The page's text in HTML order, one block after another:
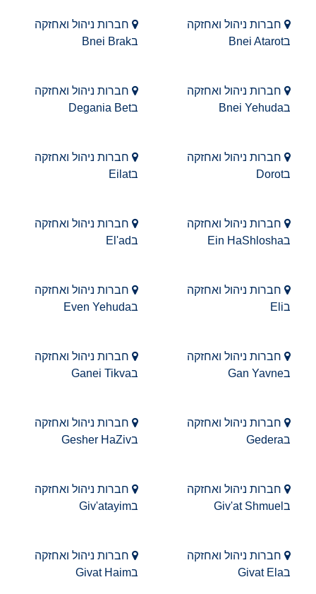
חברות ניהול ואחזקה
בBnei Atarot
חברות ניהול ואחזקה
בBnei Brak
חברות ניהול ואחזקה
בBnei Yehuda
חברות ניהול ואחזקה
בDegania Bet
חברות ניהול ואחזקה
בDorot
חברות ניהול ואחזקה
בEilat
חברות ניהול ואחזקה
בEin HaShlosha
חברות ניהול ואחזקה
בEl'ad
חברות ניהול ואחזקה
בEli
חברות ניהול ואחזקה
בEven Yehuda
חברות ניהול ואחזקה
בGan Yavne
חברות ניהול ואחזקה
בGanei Tikva
חברות ניהול ואחזקה
בGedera
חברות ניהול ואחזקה
בGesher HaZiv
חברות ניהול ואחזקה
בGiv'at Shmuel
חברות ניהול ואחזקה
בGiv'atayim
חברות ניהול ואחזקה
בGivat Ela
חברות ניהול ואחזקה
בGivat Haim